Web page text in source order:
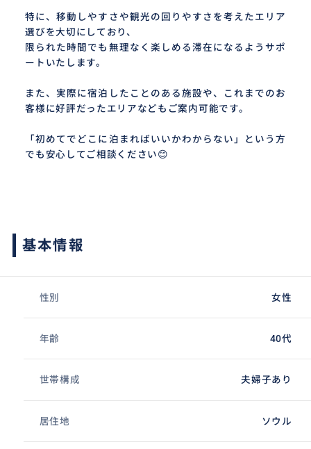
特に、移動しやすさや観光の回りやすさを考えたエリア
選びを大切にしており、
限られた時間でも無理なく楽しめる滞在になるようサポ
ートいたします。
また、実際に宿泊したことのある施設や、これまでのお
客様に好評だったエリアなどもご案内可能です。
「初めてでどこに泊まればいいかわからない」という方
でも安心してご相談ください😊
基本情報
性別 女性
年齢 40代
世帯構成 夫婦子あり
居住地 ソウル